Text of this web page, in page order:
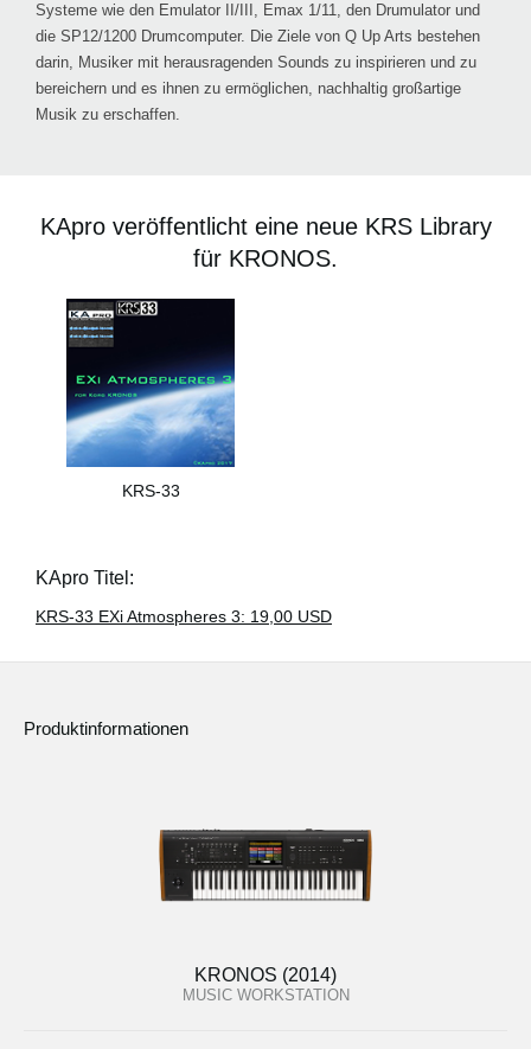
Systeme wie den Emulator II/III, Emax 1/11, den Drumulator und
die SP12/1200 Drumcomputer. Die Ziele von Q Up Arts bestehen
darin, Musiker mit herausragenden Sounds zu inspirieren und zu
bereichern und es ihnen zu ermöglichen, nachhaltig großartige
Musik zu erschaffen.
KApro veröffentlicht eine neue KRS Library
für KRONOS.
KRS-33
KApro Titel:
KRS-33 EXi Atmospheres 3: 19,00 USD
Produktinformationen
KRONOS (2014)
MUSIC WORKSTATION